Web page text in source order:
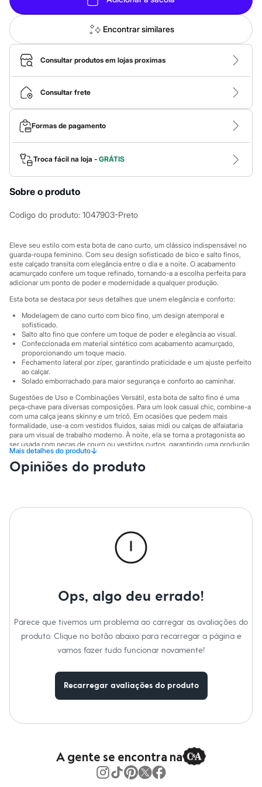
Sawary
Yessica
Moda esportiva
Acessórios
Blusas
Calçados
Leggings
Shorts e Bermudas
Tops
Moda íntima
Calcinhas
Cintas e Modeladores
Meias
Pijamas
Sutiãs e Tops
Moda praia
Biquínis
Saídas de praia
Plus size
Casacos e Jaquetas
Jeans
Moda esportiva
Shorts e Saias
Vestidos
Masculino
Dia dos Pais
Inverno
Novidades
Roupas
Bermudas
Camisas
Calças
Camisetas e Regatas
Casacos e Jaquetas
Jeans
Polos
Acessórios
Bolsas e Mochilas
Chapéus e Bonés
Cintos
Carteiras
Calçados
Botas
Calçados
Regatas
Moda íntima
Personagens
Plus size
Blusas e Camisetas
Casacos e Jaquetas
Encontrar similares
Consultar produtos em lojas proximas
Consultar frete
Formas de pagamento
Troca fácil na loja - GRÁTIS
Sobre o produto
Codigo do produto: 1047903-Preto
Eleve seu estilo com esta bota de cano curto, um clássico indispensável no
guarda-roupa feminino. Com seu design sofisticado de bico e salto finos,
este calçado transita com elegância entre o dia e a noite. O acabamento
acamurçado confere um toque refinado, tornando-a a escolha perfeita para
adicionar um ponto de poder e modernidade a qualquer produção.
Esta bota se destaca por seus detalhes que unem elegância e conforto:
Modelagem de cano curto com bico fino, um design atemporal e
sofisticado.
Salto alto fino que confere um toque de poder e elegância ao visual.
Confeccionada em material sintético com acabamento acamurçado,
proporcionando um toque macio.
Fechamento lateral por zíper, garantindo praticidade e um ajuste perfeito
ao calçar.
Solado emborrachado para maior segurança e conforto ao caminhar.
Sugestões de Uso e Combinações Versátil, esta bota de salto fino é uma
peça-chave para diversas composições. Para um look casual chic, combine-a
com uma calça jeans skinny e um tricô. Em ocasiões que pedem mais
formalidade, use-a com vestidos fluidos, saias midi ou calças de alfaiataria
para um visual de trabalho moderno. À noite, ela se torna a protagonista ao
ser usada com peças de couro ou vestidos curtos, garantindo uma produção
impactante.
A gente se encontra na C&A! ❤
Mais detalhes do produto↓
Opiniões do produto
Ops, algo deu errado!
Parece que tivemos um problema ao carregar as avaliações do
produto. Clique no botão abaixo para recarregar a página e
vamos fazer tudo funcionar novamente!
Recarregar avaliações do produto
A gente se encontra na